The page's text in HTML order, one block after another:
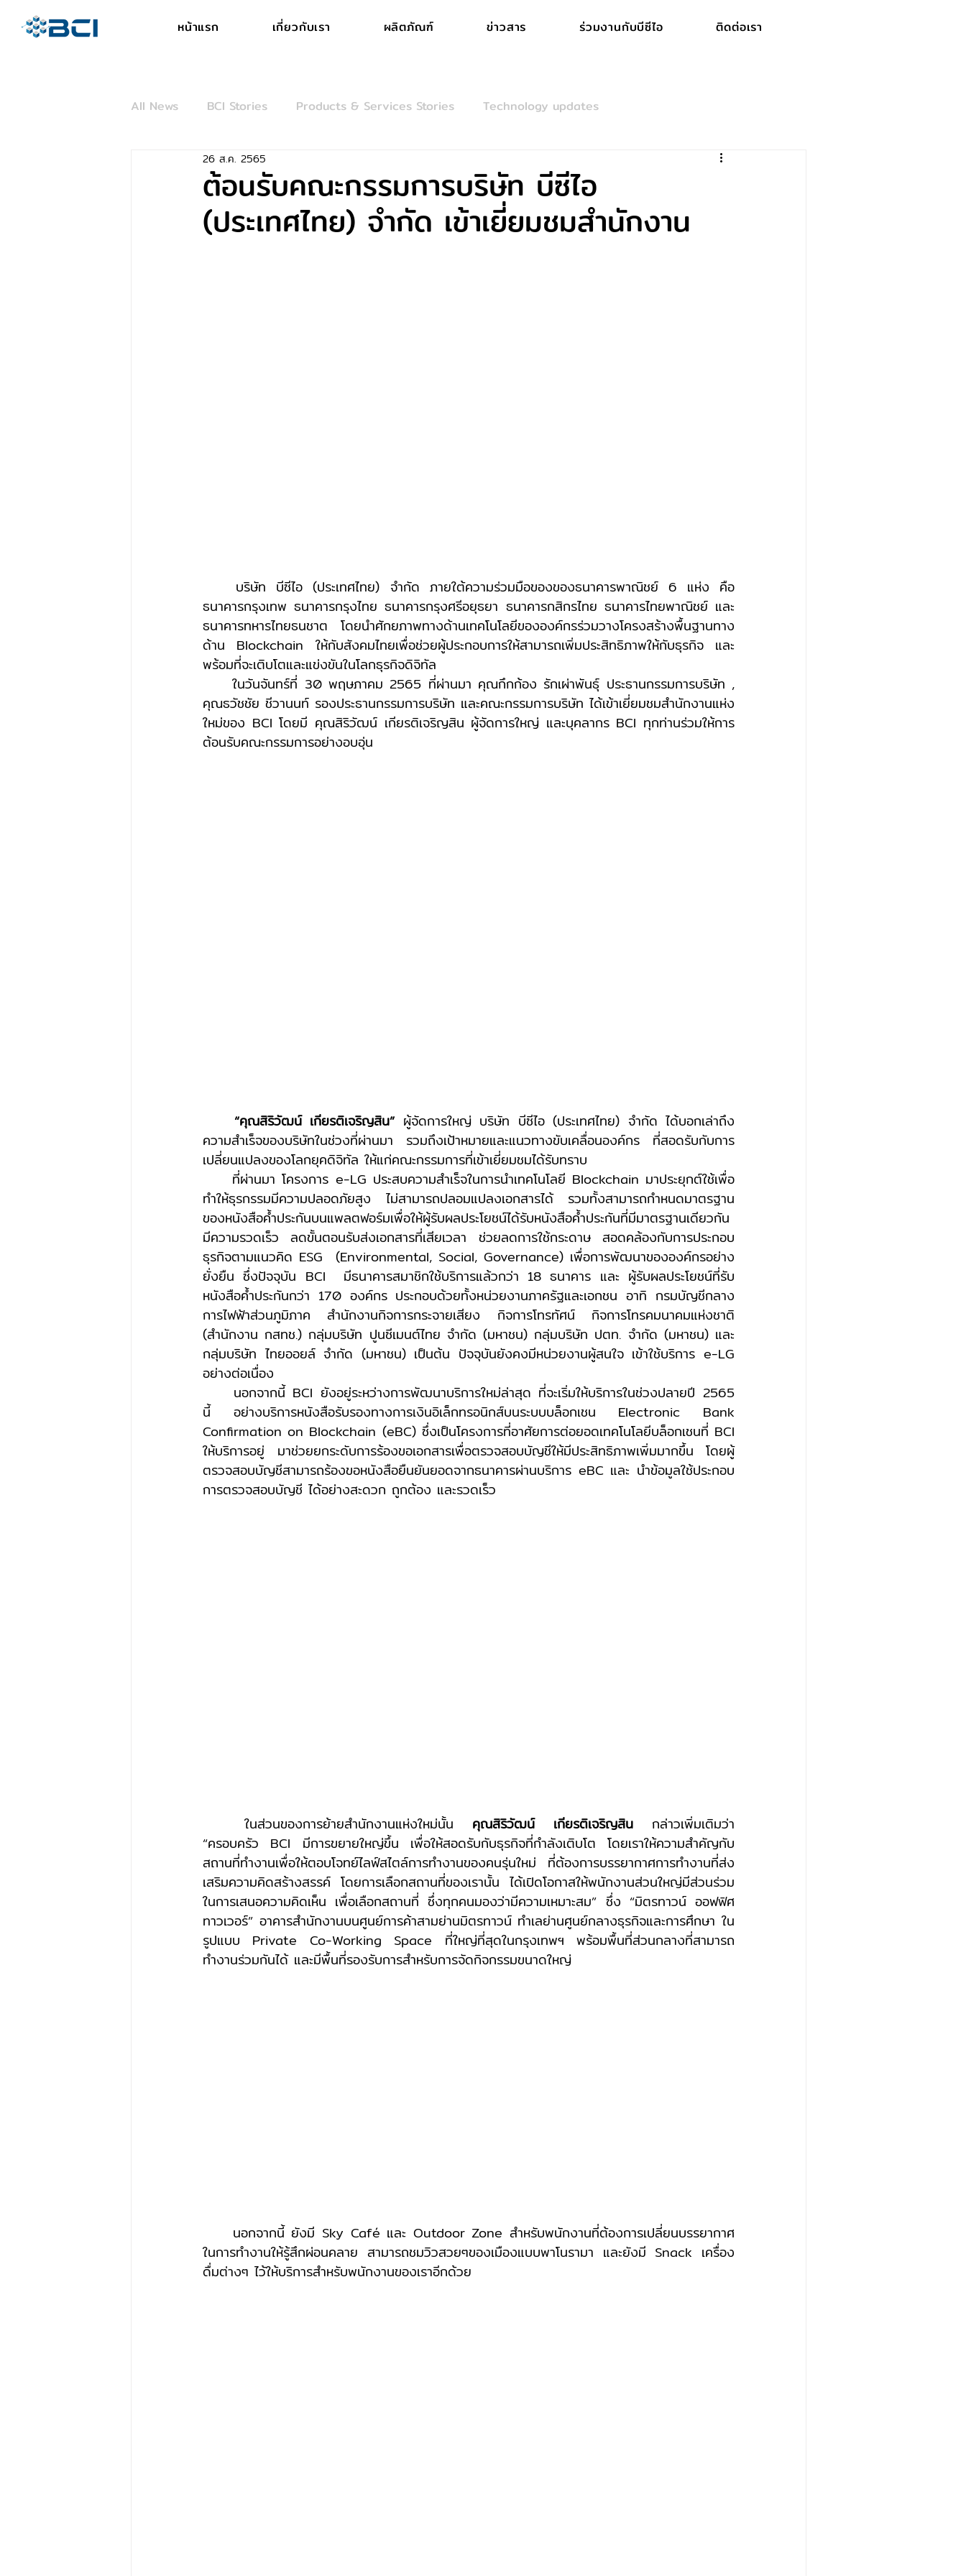
หน้าแรก เกี่ยวกับเรา ผลิตภัณฑ์ ข่าวสาร ร่วมงานกับบีซีไอ ติดต่อเรา
All News BCI Stories Products & Services Stories Technology updates
ต้อนรับคณะกรรมการบริษัท บีซีไอ
(ประเทศไทย) จำกัด เข้าเยี่ยมชมสำนักงาน
26 ส.ค. 2565
ธนาคารกรุงเทพ ธนาคารกรุงไทย ธนาคารกรุงศรีอยุธยา ธนาคารกสิกรไทย ธนาคารไทยพาณิชย์ และ
ธนาคารทหารไทยธนชาต โดยนำศักยภาพทางด้านเทคโนโลยีขององค์กรร่วมวางโครงสร้างพื้นฐานทาง
ด้าน Blockchain ให้กับสังคมไทยเพื่อช่วยผู้ประกอบการให้สามารถเพิ่มประสิทธิภาพให้กับธุรกิจ และ
พร้อมที่จะเติบโตและแข่งขันในโลกธุรกิจดิจิทัล
	ในวันจันทร์ที่ 30 พฤษภาคม 2565 ที่ผ่านมา คุณกึกก้อง รักเผ่าพันธุ์ ประธานกรรมการบริษัท ,
คุณธวัชชัย ชีวานนท์ รองประธานกรรมการบริษัท และคณะกรรมการบริษัท ได้เข้าเยี่ยมชมสำนักงานแห่ง
ใหม่ของ BCI โดยมี คุณสิริวัฒน์ เกียรติเจริญสิน ผู้จัดการใหญ่ และบุคลากร BCI ทุกท่านร่วมให้การ
ต้อนรับคณะกรรมการอย่างอบอุ่น
“คุณสิริวัฒน์ เกียรติเจริญสิน” ผู้จัดการใหญ่ บริษัท บีซีไอ (ประเทศไทย) จำกัด ได้บอกเล่าถึง
ความสำเร็จของบริษัทในช่วงที่ผ่านมา รวมถึงเป้าหมายและแนวทางขับเคลื่อนองค์กร ที่สอดรับกับการ
เปลี่ยนแปลงของโลกยุคดิจิทัล ให้แก่คณะกรรมการที่เข้าเยี่ยมชมได้รับทราบ
ทำให้ธุรกรรมมีความปลอดภัยสูง ไม่สามารถปลอมแปลงเอกสารได้ รวมทั้งสามารถกำหนดมาตรฐาน
ของหนังสือค้ำประกันบนแพลตฟอร์มเพื่อให้ผู้รับผลประโยชน์ได้รับหนังสือค้ำประกันที่มีมาตรฐานเดียวกัน
มีความรวดเร็ว ลดขั้นตอนรับส่งเอกสารที่เสียเวลา ช่วยลดการใช้กระดาษ สอดคล้องกับการประกอบ
ธุรกิจตามแนวคิด ESG
(Environmental, Social, Governance) เพื่อการพัฒนาขององค์กรอย่าง
ยั่งยืน ซึ่งปัจจุบัน BCI  มีธนาคารสมาชิกใช้บริการแล้วกว่า 18 ธนาคาร และ ผู้รับผลประโยชน์ที่รับ
หนังสือค้ำประกันกว่า 170 องค์กร ประกอบด้วยทั้งหน่วยงานภาครัฐและเอกชน อาทิ กรมบัญชีกลาง
การไฟฟ้าส่วนภูมิภาค สำนักงานกิจการกระจายเสียง กิจการโทรทัศน์ กิจการโทรคมนาคมแห่งชาติ
(สำนักงาน กสทช.) กลุ่มบริษัท ปูนซีเมนต์ไทย จำกัด (มหาชน) กลุ่มบริษัท ปตท. จำกัด (มหาชน) และ
กลุ่มบริษัท ไทยออยล์ จำกัด (มหาชน) เป็นต้น ปัจจุบันยังคงมีหน่วยงานผู้สนใจ เข้าใช้บริการ e-LG
อย่างต่อเนื่อง
นี้ อย่างบริการหนังสือรับรองทางการเงินอิเล็กทรอนิกส์บนระบบบล็อกเชน Electronic Bank
Confirmation on Blockchain (eBC) ซึ่งเป็นโครงการที่อาศัยการต่อยอดเทคโนโลยีบล็อกเชนที่ BCI
ให้บริการอยู่ มาช่วยยกระดับการร้องขอเอกสารเพื่อตรวจสอบบัญชีให้มีประสิทธิภาพเพิ่มมากขึ้น โดยผู้
ตรวจสอบบัญชีสามารถร้องขอหนังสือยืนยันยอดจากธนาคารผ่านบริการ eBC และ นำข้อมูลใช้ประกอบ
การตรวจสอบบัญชี ได้อย่างสะดวก ถูกต้อง และรวดเร็ว
	ในส่วนของการย้ายสำนักงานแห่งใหม่นั้น
คุณสิริวัฒน์ เกียรติเจริญสิน กล่าวเพิ่มเติมว่า
“ครอบครัว BCI มีการขยายใหญ่ขึ้น เพื่อให้สอดรับกับธุรกิจที่กำลังเติบโต โดยเราให้ความสำคัญกับ
สถานที่ทำงานเพื่อให้ตอบโจทย์ไลฟ์สไตล์การทำงานของคนรุ่นใหม่ ที่ต้องการบรรยากาศการทำงานที่ส่ง
เสริมความคิดสร้างสรรค์ โดยการเลือกสถานที่ของเรานั้น ได้เปิดโอกาสให้พนักงานส่วนใหญ่มีส่วนร่วม
ในการเสนอความคิดเห็น เพื่อเลือกสถานที่ ซึ่งทุกคนมองว่ามีความเหมาะสม” ซึ่ง “มิตรทาวน์ ออฟฟิศ
ทาวเวอร์” อาคารสำนักงานบนศูนย์การค้าสามย่านมิตรทาวน์ ทำเลย่านศูนย์กลางธุรกิจและการศึกษา ใน
รูปแบบ Private Co-Working Space ที่ใหญ่ที่สุดในกรุงเทพฯ พร้อมพื้นที่ส่วนกลางที่สามารถ
ทำงานร่วมกันได้ และมีพื้นที่รองรับการสำหรับการจัดกิจกรรมขนาดใหญ่
ในการทำงานให้รู้สึกผ่อนคลาย สามารถชมวิวสวยๆของเมืองแบบพาโนรามา และยังมี Snack เครื่อง
ดื่มต่างๆ ไว้ให้บริการสำหรับพนักงานของเราอีกด้วย